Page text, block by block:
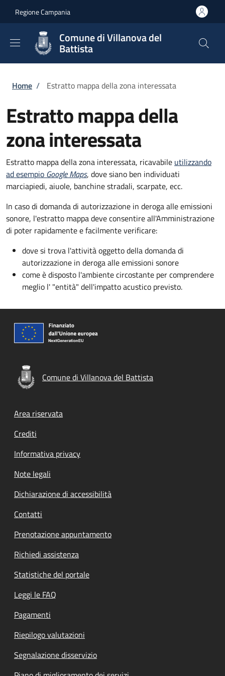
Regione Campania
Comune di Villanova del
Battista
Briciole di pane
Home / Estratto mappa della zona interessata
Estratto mappa della
zona interessata
Estratto mappa della zona interessata, ricavabile utilizzando
ad esempio Google Maps, dove siano ben individuati
marciapiedi, aiuole, banchine stradali, scarpate, ecc.
In caso di domanda di autorizzazione in deroga alle emissioni
sonore, l'estratto mappa deve consentire all'Amministrazione
di poter rapidamente e facilmente verificare:
dove si trova l'attività oggetto della domanda di
autorizzazione in deroga alle emissioni sonore
come è disposto l'ambiente circostante per comprendere
meglio l' "entità" dell'impatto acustico previsto.
Comune di Villanova del Battista
Footer menu
Area riservata
Crediti
Informativa privacy
Note legali
Dichiarazione di accessibilità
Contatti
Prenotazione appuntamento
Richiedi assistenza
Statistiche del portale
Leggi le FAQ
Pagamenti
Riepilogo valutazioni
Segnalazione disservizio